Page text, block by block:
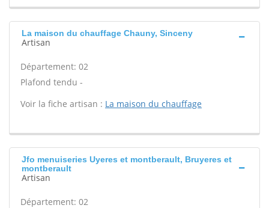
La maison du chauffage Chauny, Sinceny
Artisan
Département: 02
Plafond tendu -
Voir la fiche artisan : La maison du chauffage
Jfo menuiseries Uyeres et montberault, Bruyeres et
montberault
Artisan
Département: 02